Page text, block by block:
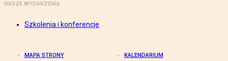
NASZE WYDARZENIA
Szkolenia i konferencje
MAPA STRONY KALENDARIUM